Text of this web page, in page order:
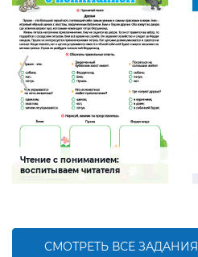
Чтение с пониманием:
воспитываем читателя
СМОТРЕТЬ ВСЕ ЗАДАНИЯ